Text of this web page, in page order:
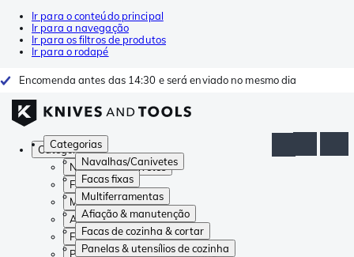
Ir para o conteúdo principal
Ir para a navegação
Ir para os filtros de produtos
Ir para o rodapé
Encomenda antes das 14:30 e será enviado no mesmo dia
Categorias
Navalhas/Canivetes
Facas fixas
Multiferramentas
Afiação & manutenção
Facas de cozinha & cortar
Panelas & utensílios de cozinha
Categorias
Navalhas/Canivetes
Facas fixas
Multiferramentas
Afiação & manutenção
Facas de cozinha & cortar
Panelas & utensílios de cozinha